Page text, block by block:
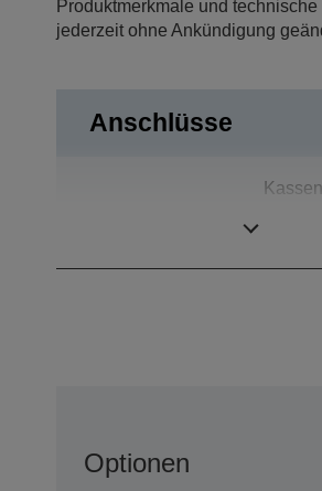
Produktmerkmale und
jederzeit ohne Ankündigung
Anschlüsse
Optionen